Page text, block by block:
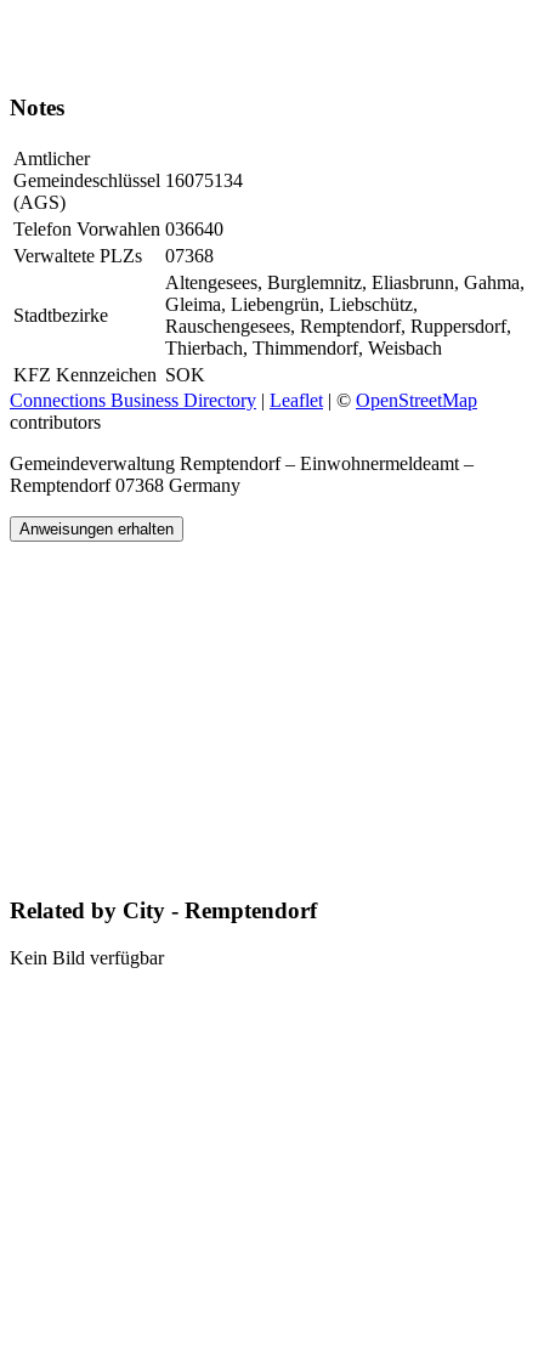
Notes
Amtlicher
Gemeindeschlüssel
(AGS)
16075134
Telefon Vorwahlen 036640
Verwaltete PLZs
07368
Stadtbezirke
Altengesees, Burglemnitz, Eliasbrunn, Gahma,
Gleima, Liebengrün, Liebschütz,
Rauschengesees, Remptendorf, Ruppersdorf,
Thierbach, Thimmendorf, Weisbach
KFZ Kennzeichen SOK
Connections Business Directory | Leaflet | © OpenStreetMap
contributors
Gemeindeverwaltung Remptendorf – Einwohnermeldeamt –
Remptendorf 07368 Germany
Anweisungen erhalten
Related by City - Remptendorf
Kein Bild verfügbar